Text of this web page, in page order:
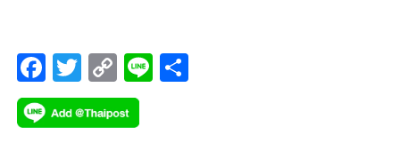
F
ac
e
T
wi
tt
C
o
p
Li